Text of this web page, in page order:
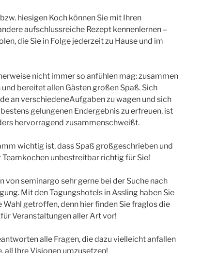
hiesigen Koch können Sie mit Ihren
aufschlussreiche Rezept kennenlernen –
die Sie in Folge jederzeit zu Hause und im
nicht immer so anfühlen mag: zusammen
bereitet allen Gästen großen Spaß. Sich
an verschiedeneAufgaben zu wagen und sich
gelungenen Endergebnis zu erfreuen, ist
hervorragend zusammenschweißt.
wichtig ist, dass Spaß großgeschrieben und
unbestreitbar richtig für Sie!
von seminargo sehr gerne bei der Suche nach
Mit den Tagungshotels in Assling haben Sie
Wahl getroffen, denn hier finden Sie fraglos die
Veranstaltungen aller Art vor!
alle Fragen, die dazu vielleicht anfallen
all Ihre Visionen umzusetzen!